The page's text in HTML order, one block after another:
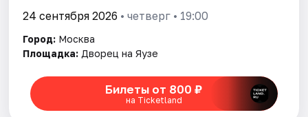
24 сентября 2026 • четверг • 19:00
Город: Москва
Площадка: Дворец на Яузе
Билеты от 800 ₽
на Ticketland